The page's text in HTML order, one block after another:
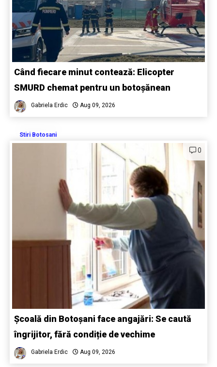
Când fiecare minut contează: Elicopter
SMURD chemat pentru un botoșănean
Gabriela Erdic Aug 09, 2026
Stiri Botosani
0
Școală din Botoșani face angajări: Se caută
îngrijitor, fără condiție de vechime
Gabriela Erdic Aug 09, 2026